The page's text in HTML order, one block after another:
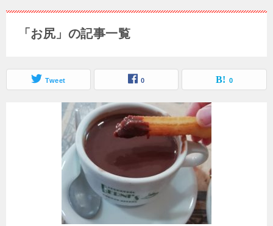
「お尻」の記事一覧
Tweet 0 0